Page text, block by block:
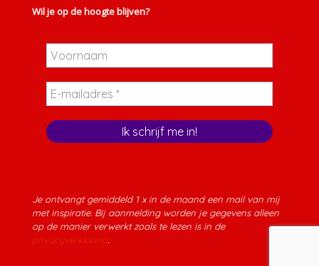
Wil je op de hoogte blijven?
Je ontvangt gemiddeld 1 x in de maand een mail van mij
met inspiratie. Bij aanmelding worden je gegevens alleen
op de manier verwerkt zoals te lezen is in de
privacyverklaring.